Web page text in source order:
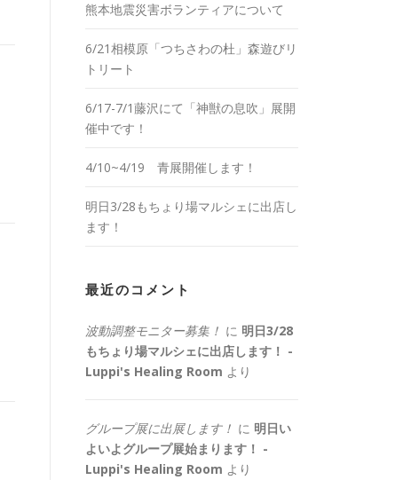
熊本地震災害ボランティアについて
6/21相模原「つちさわの杜」森遊びリ
トリート
6/17-7/1藤沢にて「神獣の息吹」展開
催中です！
4/10~4/19 青展開催します！
明日3/28もちょり場マルシェに出店し
ます！
最近のコメント
波動調整モニター募集！ に 明日3/28
もちょり場マルシェに出店します！ -
Luppi's Healing Room より
グループ展に出展します！ に 明日い
よいよグループ展始まります！ -
Luppi's Healing Room より